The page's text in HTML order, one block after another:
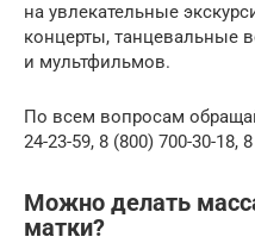
на увлекательные
концерты, танцевальные
и мультфильмов.
По всем вопросам
24-23-59, 8 (800) 700-30-18,
Можно делать
матки?